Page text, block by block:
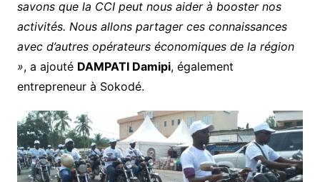
savons que la CCI peut nous aider à booster nos
activités. Nous allons partager ces connaissances
avec d’autres opérateurs économiques de la région
», a ajouté DAMPATI Damipi, également
entrepreneur à Sokodé.